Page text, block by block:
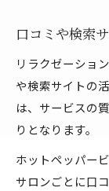
口コミや検索
リラクゼーショ
や検索サイトの
は、サービスの
りとなります。
ホットペッパー
サロンごとに口